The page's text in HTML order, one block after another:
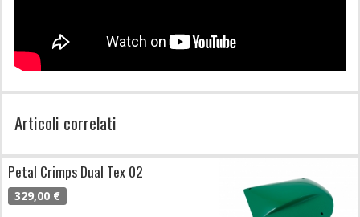
Articoli correlati
Petal Crimps Dual Tex 02
329,00 €